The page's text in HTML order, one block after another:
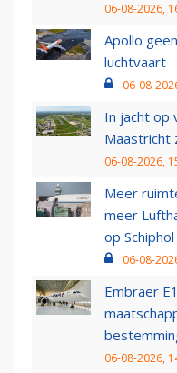
06-08-2026,
Apollo
luchtvaart
06-08-
In jacht op
Maastricht
06-08-2026,
Meer
meer
op Schiphol
06-08-
Embraer
06-08-2026,